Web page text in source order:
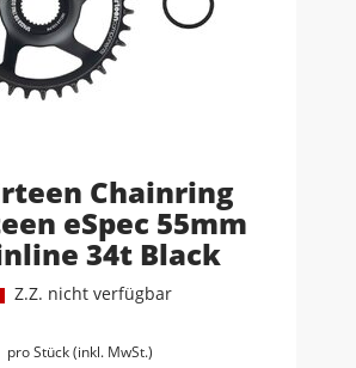
Chainring
eSpec 55mm
34t Black
Z.Z. nicht verfügbar
pro Stück (inkl. MwSt.)